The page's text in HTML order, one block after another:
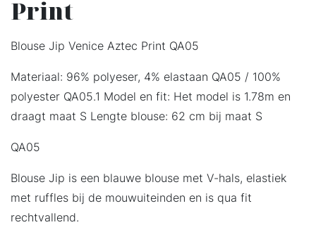
Print
Blouse Jip Venice Aztec Print QA05
Materiaal: 96% polyeser, 4% elastaan QA05 / 100%
polyester QA05.1 Model en fit: Het model is 1.78m en
draagt maat S Lengte blouse: 62 cm bij maat S
QA05
Blouse Jip is een blauwe blouse met V-hals, elastiek
met ruffles bij de mouwuiteinden en is qua fit
rechtvallend.